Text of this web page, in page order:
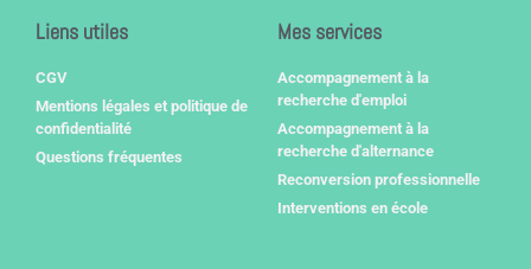
Liens utiles
CGV
Mentions légales et politique de
confidentialité
Questions fréquentes
Mes services
Accompagnement à la
recherche d'emploi
Accompagnement à la
recherche d'alternance
Reconversion professionnelle
Interventions en école